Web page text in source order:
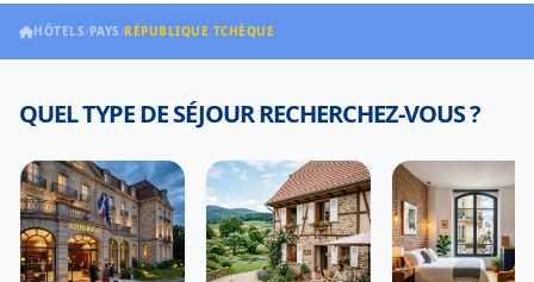
HÔTELS/PAYS /RÉPUBLIQUE TCHÈQUE
QUEL TYPE DE SÉJOUR RECHERCHEZ-VOUS ?